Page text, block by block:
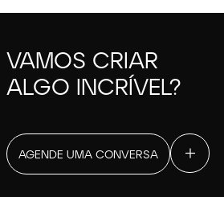
VAMOS CRIAR
ALGO INCRÍVEL?
AGENDE UMA CONVERSA